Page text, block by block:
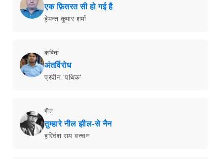
एक फ़ितरत सी हो गई है
हेमन्त कुमार शर्मा
कविता
अंतर्विरोध
प्रवीन 'पथिक'
गीत
तुम्हारे नील झील-से नैन
हरिवंश राय बच्चन